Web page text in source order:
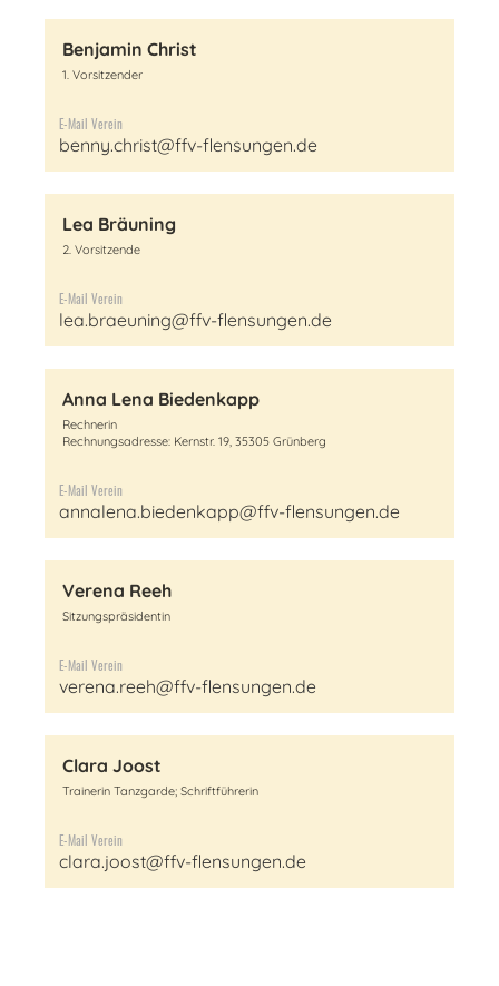
Benjamin Christ
1. Vorsitzender
E-Mail Verein
benny.christ@ffv-flensungen.de
Lea Bräuning
2. Vorsitzende
E-Mail Verein
lea.braeuning@ffv-flensungen.de
Anna Lena Biedenkapp
Rechnerin
Rechnungsadresse: Kernstr. 19, 35305 Grünberg
E-Mail Verein
annalena.biedenkapp@ffv-flensungen.de
Verena Reeh
Sitzungspräsidentin
E-Mail Verein
verena.reeh@ffv-flensungen.de
Clara Joost
Trainerin Tanzgarde; Schriftführerin
E-Mail Verein
clara.joost@ffv-flensungen.de